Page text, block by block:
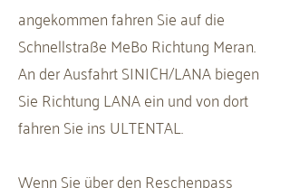
angekommen fahren Sie auf die
Schnellstraße MeBo Richtung Meran.
An der Ausfahrt SINICH/LANA biegen
Sie Richtung LANA ein und von dort
fahren Sie ins ULTENTAL.
Wenn Sie über den Reschenpass